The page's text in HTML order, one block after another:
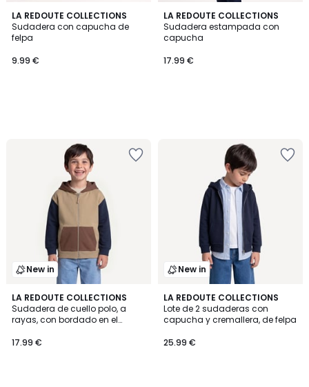
LA REDOUTE COLLECTIONS
Sudadera con capucha de
felpa
9.99 €
LA REDOUTE COLLECTIONS
Sudadera estampada con
capucha
17.99 €
New in
LA REDOUTE COLLECTIONS
Sudadera de cuello polo, a
rayas, con bordado en el
17.99 €
2
Colores
New in
LA REDOUTE COLLECTIONS
Lote de 2 sudaderas con
capucha y cremallera, de felpa
25.99 €
2
Colores